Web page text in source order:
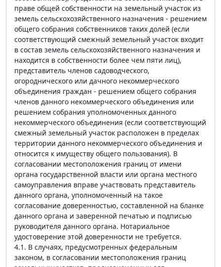
праве общей собственности на земельный участок из
земель сельскохозяйственного назначения - решением
общего собрания собственников таких долей (если
соответствующий смежный земельный участок входит
в состав земель сельскохозяйственного назначения и
находится в собственности более чем пяти лиц),
представитель членов садоводческого,
огороднического или дачного некоммерческого
объединения граждан - решением общего собрания
членов данного некоммерческого объединения или
решением собрания уполномоченных данного
некоммерческого объединения (если соответствующий
смежный земельный участок расположен в пределах
территории данного некоммерческого объединения и
относится к имуществу общего пользования). В
согласовании местоположения границ от имени
органа государственной власти или органа местного
самоуправления вправе участвовать представитель
данного органа, уполномоченный на такое
согласование доверенностью, составленной на бланке
данного органа и заверенной печатью и подписью
руководителя данного органа. Нотариальное
удостоверение этой доверенности не требуется.
4.1. В случаях, предусмотренных федеральным
законом, в согласовании местоположения границ